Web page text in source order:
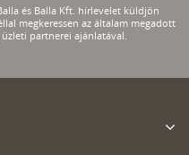
és Balla Kft. hírlevelet küldjön
megkeressen az általam megadott
partnerei ajánlatával.